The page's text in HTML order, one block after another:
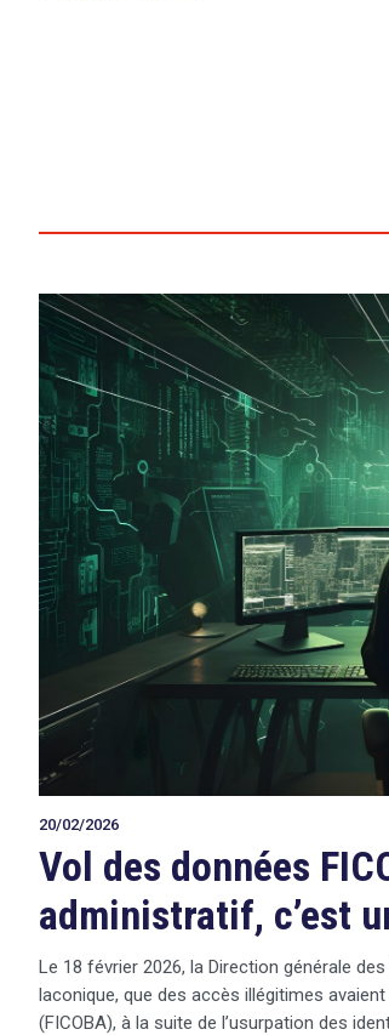
20/02/2026
Vol des données
administratif, c’est
Le 18 février 2026, la Direction générale
laconique, que des accès illégitimes
(FICOBA), à la suite de l’usurpation des